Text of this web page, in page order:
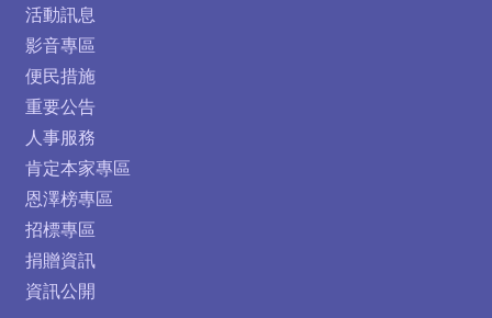
活動訊息
影音專區
便民措施
重要公告
人事服務
肯定本家專區
恩澤榜專區
招標專區
捐贈資訊
資訊公開